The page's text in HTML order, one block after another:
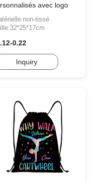
avec logo
tissé
0.22
Inquiry